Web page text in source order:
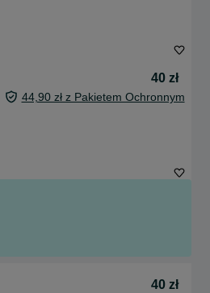
40 zł
44,90 zł z Pakietem Ochronnym
40 zł